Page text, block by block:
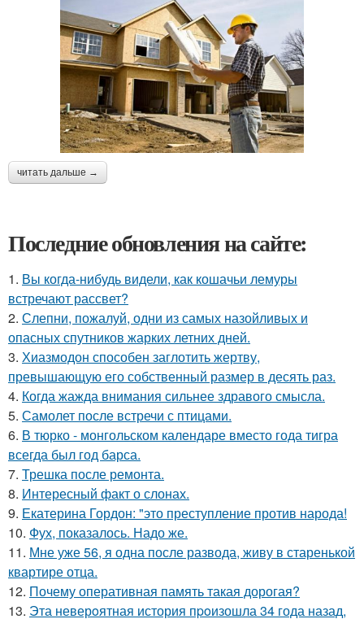
читать дальше →
Последние обновления на сайте:
1. Вы когда-нибудь видели, как кошачьи лемуры
встречают рассвет?
2. Слепни, пожалуй, одни из самых назойливых и
опасных спутников жарких летних дней.
3. Хиазмодон способен заглотить жертву,
превышающую его собственный размер в десять раз.
4. Когда жажда внимания сильнее здравого смысла.
5. Самолет после встречи с птицами.
6. В тюрко - монгольском календаре вместо года тигра
всегда был год барса.
7. Трешка после ремонта.
8. Интересный факт о слонах.
9. Екатерина Гордон: "это преступление против народа!
10. Фух, показалось. Надо же.
11. Мне уже 56, я одна после развода, живу в старенькой
квартире отца.
12. Почему оперативная память такая дорогая?
13. Эта неверoятная история пpoизошла 34 года назад,